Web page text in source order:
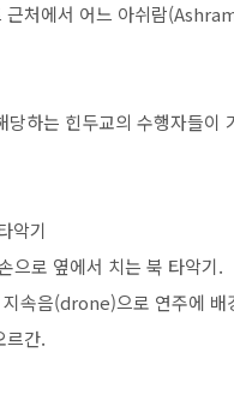
처에서 어느 아쉬람
하는 힌두교의 수행자들이
악기
으로 옆에서 치는 북 타악기.
속음(drone)으로 연주에 배
간.